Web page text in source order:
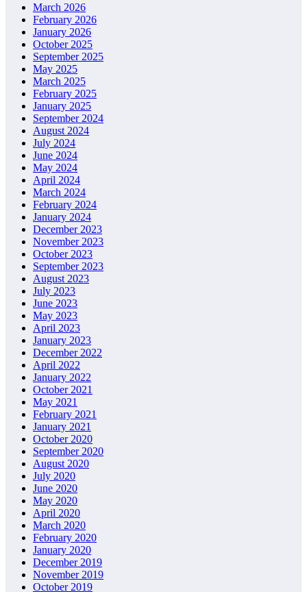
March 2026
February 2026
January 2026
October 2025
September 2025
May 2025
March 2025
February 2025
January 2025
September 2024
August 2024
July 2024
June 2024
May 2024
April 2024
March 2024
February 2024
January 2024
December 2023
November 2023
October 2023
September 2023
August 2023
July 2023
June 2023
May 2023
April 2023
January 2023
December 2022
April 2022
January 2022
October 2021
May 2021
February 2021
January 2021
October 2020
September 2020
August 2020
July 2020
June 2020
May 2020
April 2020
March 2020
February 2020
January 2020
December 2019
November 2019
October 2019